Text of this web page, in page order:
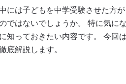
には子どもを中学受験させた方
ではないでしょうか。 特に気に
知っておきたい内容です。 今
底解説します。